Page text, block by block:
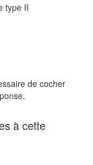
type II
de cocher
à cette